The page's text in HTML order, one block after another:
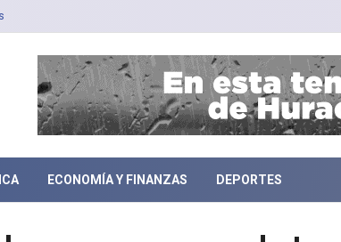
ECONOMÍA Y FINANZAS DEPORTES